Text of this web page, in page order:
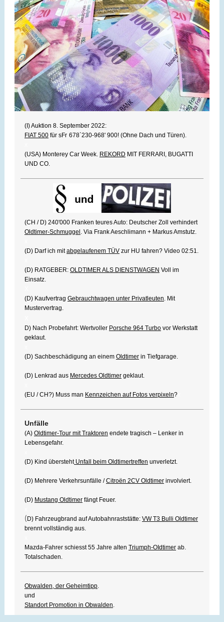
(I) Auktion 8. September 2022:
FIAT 500 für sFr 678`230-968' 900! (Ohne Dach und Türen).
(USA) Monterey Car Week. REKORD MIT FERRARI, BUGATTI
UND CO.
(CH / D) 240'000 Franken teures Auto: Deutscher Zoll verhindert
Oldtimer-Schmuggel . Via Frank Aeschlimann + Markus Amstutz.
(D) Darf ich mitabgelaufenem TÜV zur HU fahren? Video 02:51.
(D) RATGEBER: OLDTIMER ALS DIENSTWAGEN Voll im
Einsatz.
(D) Kaufvertrag Gebrauchtwagen unter Privatleuten. Mit
Mustervertrag.
D) Nach Probefahrt: Wertvoller Porsche 964 Turbo vor Werkstatt
geklaut.
(D) Sachbeschädigung an einem Oldtimer in Tiefgarage.
(D) Lenkrad aus Mercedes Oldtimer geklaut.
(EU / CH?) Muss man Kennzeichen auf Fotos verpixeln?
Unfälle
(A) Oldtimer-Tour mit Traktoren endete tragisch – Lenker in
Lebensgefahr.
(D) Kind überstehtUnfall beim Oldtimertreffen unverletzt.
(D) Mehrere Verkehrsunfälle /Citroën 2CV Oldtimer involviert.
(D) Mustang Oldtimer fängt Feuer.
( D) Fahrzeugbrand auf Autobahnraststätte: VW T3 Bulli Oldtimer
brennt vollständig aus.
Mazda-Fahrer schiesst 55 Jahre alten Triumph-OIdtimer ab.
Totalschaden.
Obwalden, der Geheimtipp.
und
Standort Promotion in Obwalden.